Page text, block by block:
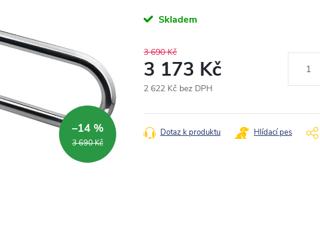
3 690 Kč
–14 %
Skladem
3 690 Kč
3 173 Kč
2 622 Kč bez DPH
cena:
Dotaz k produktu Hlídací pes